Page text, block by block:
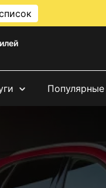
Популярные